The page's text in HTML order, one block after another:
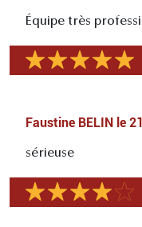
Équipe très
Faustine BELIN le
sérieuse